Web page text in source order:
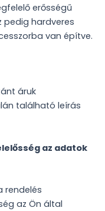
erősségű
pedig hardveres
van építve.
áruk
található leírás
az adatok
rendelés
az Ön által